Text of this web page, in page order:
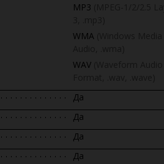
MP3
WMA
WAV
Да
Да
Да
Да